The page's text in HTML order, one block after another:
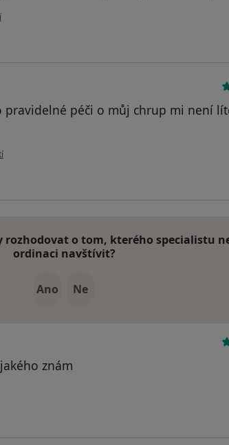
Pacient
pravidelné péči o můj chrup mi není
Pacient
rozhodovat o tom, kterého specialistu
ordinaci navštívit?
Ano Ne
znám
Pacient